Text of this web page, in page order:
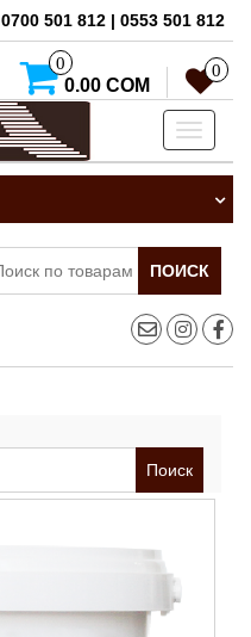
0700 501 812 | 0553 501 812
0
0.00 СОМ
0
Toggle
ПОИСК
Поиск